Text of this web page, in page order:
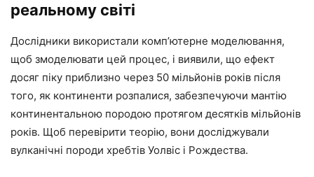
реальному світі
Дослідники використали комп’ютерне моделювання,
щоб змоделювати цей процес, і виявили, що ефект
досяг піку приблизно через 50 мільйонів років після
того, як континенти розпалися, забезпечуючи мантію
континентальною породою протягом десятків мільйонів
років. Щоб перевірити теорію, вони досліджували
вулканічні породи хребтів Уолвіс і Рождества.